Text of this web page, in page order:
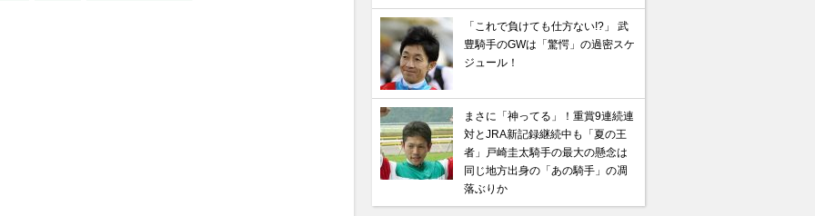
「これで負けても仕方ない!?」 武
豊騎手のGWは「驚愕」の過密スケ
ジュール！
まさに「神ってる」！重賞9連続連
対とJRA新記録継続中も「夏の王
者」戸崎圭太騎手の最大の懸念は
同じ地方出身の「あの騎手」の凋
落ぶりか